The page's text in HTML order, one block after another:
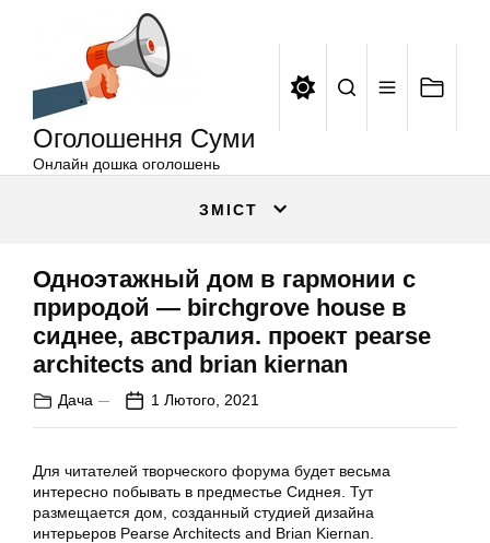
Оголошення Суми
Онлайн дошка оголошень
ЗМІСТ
Одноэтажный дом в гармонии с
природой — birchgrove house в
сиднее, австралия. проект pearse
architects and brian kiernan
Дача 1 Лютого, 2021
Для читателей творческого форума будет весьма
интересно побывать в предместье Сиднея. Тут
размещается дом, созданный студией дизайна
интерьеров Pearse Architects and Brian Kiernan.